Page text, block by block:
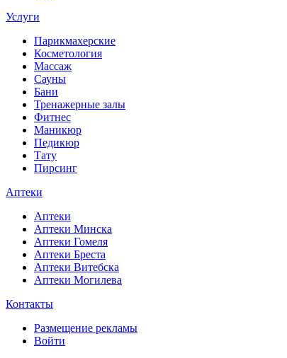
Услуги
Парикмахерские
Косметология
Массаж
Сауны
Бани
Тренажерные залы
Фитнес
Маникюр
Педикюр
Тату
Пирсинг
Аптеки
Аптеки
Аптеки Минска
Аптеки Гомеля
Аптеки Бреста
Аптеки Витебска
Аптеки Могилева
Контакты
Размещение рекламы
Войти